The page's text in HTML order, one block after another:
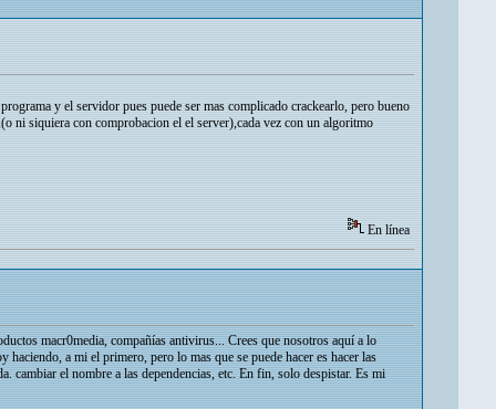
y el servidor pues puede ser mas complicado crackearlo, pero bueno
ni siquiera con comprobacion el el server),cada vez con un algoritmo
En línea
macr0media, compañías antivirus... Crees que nosotros aquí a lo
a mi el primero, pero lo mas que se puede hacer es hacer las
cambiar el nombre a las dependencias, etc. En fin, solo despistar. Es mi